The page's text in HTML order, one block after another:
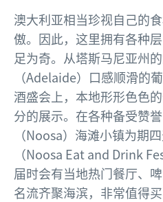
澳大利亚相当珍视自己的
傲。因此，这里拥有各种
足为奇。从塔斯马尼亚州
（Adelaide）口感顺滑的
酒盛会上，本地形形色色
分的展示。在各种备受赞
（Noosa）海滩小镇为期
（Noosa Eat and Drink
届时会有当地热门餐厅、
名流齐聚海滨，非常值得买